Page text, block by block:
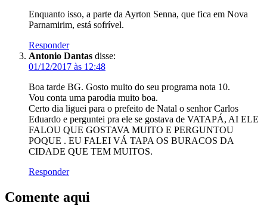
Enquanto isso, a parte da Ayrton Senna, que fica em Nova
Parnamirim, está sofrível.
Responder
Antonio Dantas disse:
01/12/2017 às 12:48
Boa tarde BG. Gosto muito do seu programa nota 10.
Vou conta uma parodia muito boa.
Certo dia liguei para o prefeito de Natal o senhor Carlos
Eduardo e perguntei pra ele se gostava de VATAPÁ, AI ELE
FALOU QUE GOSTAVA MUITO E PERGUNTOU
POQUE . EU FALEI VÁ TAPA OS BURACOS DA
CIDADE QUE TEM MUITOS.
Responder
Comente aqui